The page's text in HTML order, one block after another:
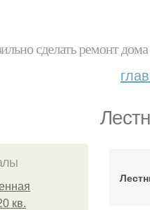
сделать ремонт
кв.